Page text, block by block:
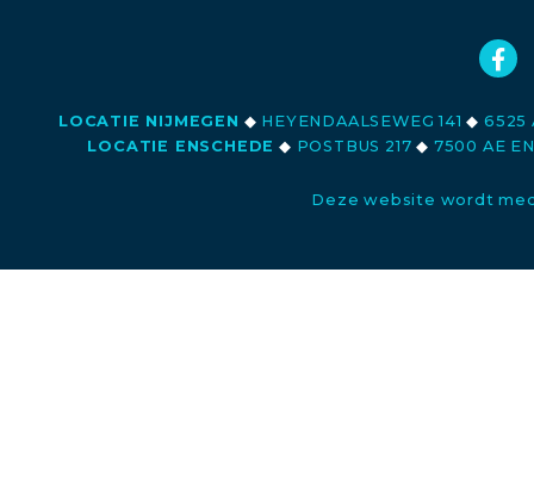
LOCATIE NIJMEGEN ◆ HEYENDAALSEWEG 141◆ 6525
LOCATIE ENSCHEDE ◆ POSTBUS 217◆ 7500 AE
Deze website wordt